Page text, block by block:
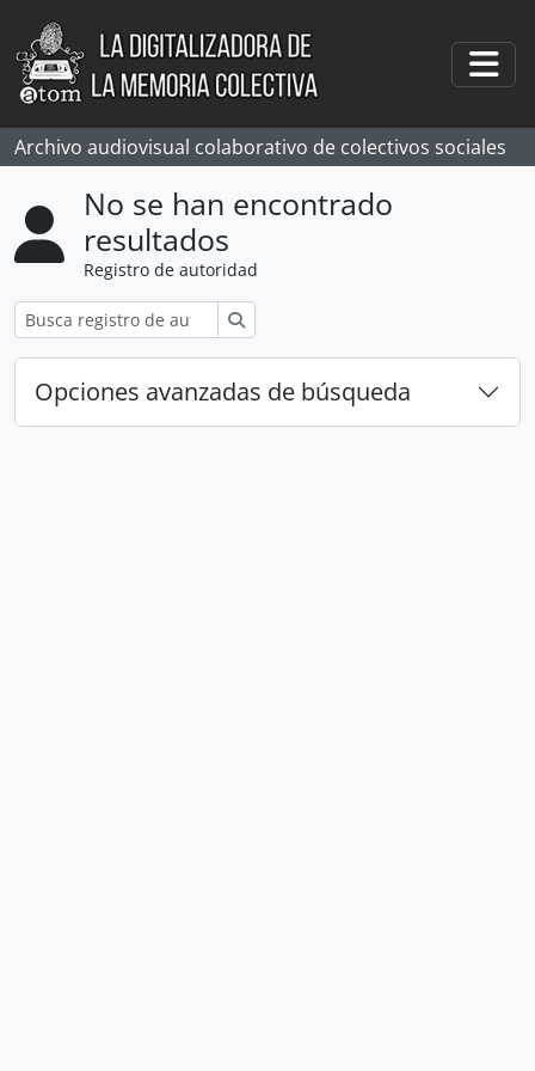
Skip to main content
Archivo audiovisual colaborativo de colectivos sociales
No se han encontrado
resultados
Registro de autoridad
Opciones avanzadas de búsqueda